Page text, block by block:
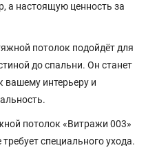
а настоящую ценность за
потолок подойдёт для
до спальни. Он станет
интерьеру и
потолок «Витражи 003»
специального ухода.